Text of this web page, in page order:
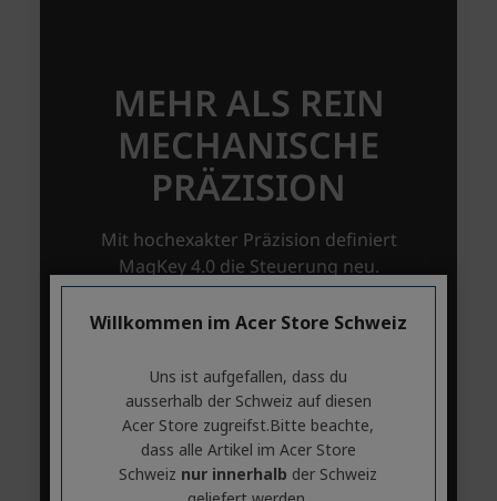
Willkommen im Acer Store Schweiz
Uns ist aufgefallen, dass du
ausserhalb ​der Schweiz auf diesen
Acer Store zugreifst.​Bitte beachte,
dass alle Artikel im Acer Store
Schweiz nur innerhalb der Schweiz